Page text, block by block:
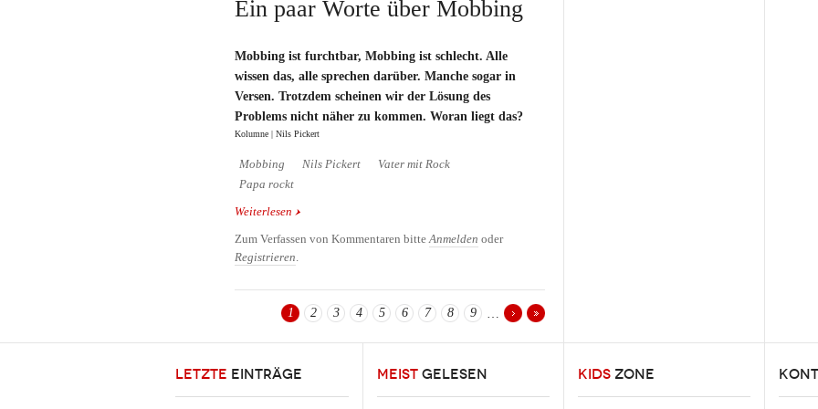
Ein paar Worte über Mobbing
Mobbing ist furchtbar, Mobbing ist schlecht. Alle
wissen das, alle sprechen darüber. Manche sogar in
Versen. Trotzdem scheinen wir der Lösung des
Problems nicht näher zu kommen. Woran liegt das?
Kolumne | Nils Pickert
Mobbing Nils Pickert
Vater mit Rock
Papa rockt
Weiterlesen über Ein paar Worte über Mobbing
Zum Verfassen von Kommentaren bitte Anmelden oder
Registrieren
1 2 3 4 5 6 7 8 9
LETZTE EINTRÄGE MEIST GELESEN KIDS ZONE